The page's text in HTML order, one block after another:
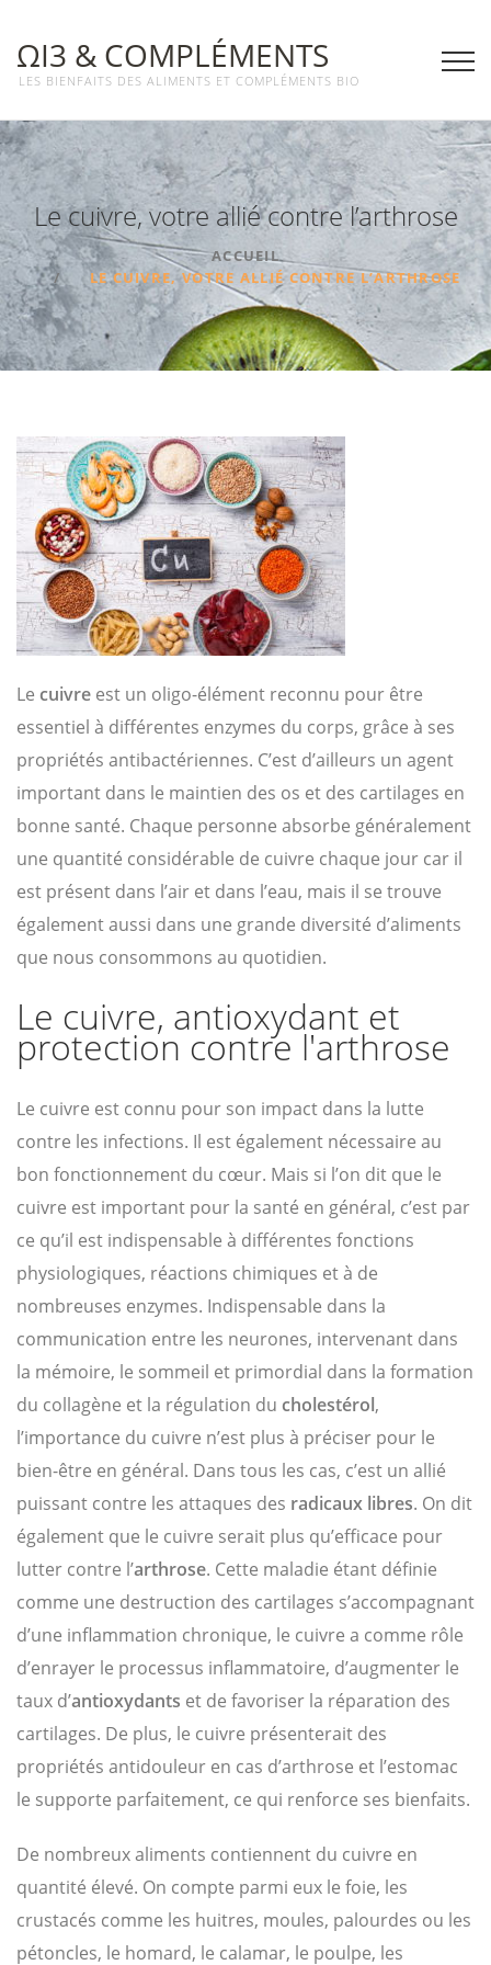
ΩΙ3 & COMPLÉMENTS
LES BIENFAITS DES ALIMENTS ET COMPLÉMENTS BIO
Le cuivre, votre allié contre l’arthrose
ACCUEIL
LE CUIVRE, VOTRE ALLIÉ CONTRE L’ARTHROSE
Le cuivre est un oligo-élément reconnu pour être
essentiel à différentes enzymes du corps, grâce à ses
propriétés antibactériennes. C’est d’ailleurs un agent
important dans le maintien des os et des cartilages en
bonne santé. Chaque personne absorbe généralement
une quantité considérable de cuivre chaque jour car il
est présent dans l’air et dans l’eau, mais il se trouve
également aussi dans une grande diversité d’aliments
que nous consommons au quotidien.
Le cuivre, antioxydant et
protection contre l'arthrose
Le cuivre est connu pour son impact dans la lutte
contre les infections. Il est également nécessaire au
bon fonctionnement du cœur. Mais si l’on dit que le
cuivre est important pour la santé en général, c’est par
ce qu’il est indispensable à différentes fonctions
physiologiques, réactions chimiques et à de
nombreuses enzymes. Indispensable dans la
communication entre les neurones, intervenant dans
la mémoire, le sommeil et primordial dans la formation
du collagène et la régulation du cholestérol,
l’importance du cuivre n’est plus à préciser pour le
bien-être en général. Dans tous les cas, c’est un allié
puissant contre les attaques des radicaux libres. On dit
également que le cuivre serait plus qu’efficace pour
lutter contre l’arthrose. Cette maladie étant définie
comme une destruction des cartilages s’accompagnant
d’une inflammation chronique, le cuivre a comme rôle
d’enrayer le processus inflammatoire, d’augmenter le
taux d’antioxydants et de favoriser la réparation des
cartilages. De plus, le cuivre présenterait des
propriétés antidouleur en cas d’arthrose et l’estomac
le supporte parfaitement, ce qui renforce ses bienfaits.
De nombreux aliments contiennent du cuivre en
quantité élevé. On compte parmi eux le foie, les
crustacés comme les huitres, moules, palourdes ou les
pétoncles, le homard, le calamar, le poulpe, les